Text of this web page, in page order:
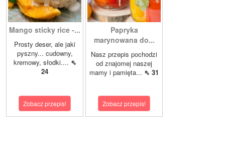
Mango sticky rice -...
Prosty deser, ale jaki
pyszny... cudowny,
kremowy, słodki.... ⇖
24
Zobacz przepis!
Papryka
marynowana do...
Nasz przepis pochodzi
od znajomej naszej
mamy i pamięta... ⇖ 31
Zobacz przepis!